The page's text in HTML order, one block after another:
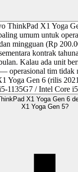
ThinkPad X1 Yoga
umum untuk
mingguan (Rp
kontrak
Kalau ada unit
operasional tim tidak
Yoga Gen 6 (rilis
1135G7 / Intel Core
X1 Yoga Gen 6
X1 Yoga Gen 5?